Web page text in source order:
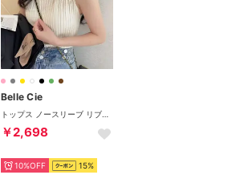
Belle Cie
￥2,698
10%OFF 15%